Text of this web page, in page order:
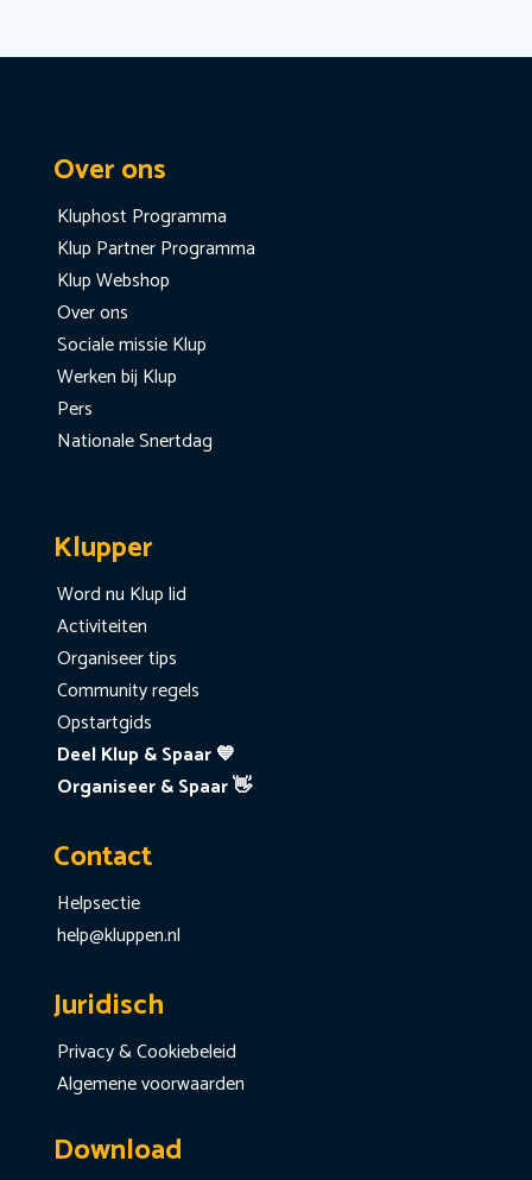
Over ons
Kluphost Programma
Klup Partner Programma
Klup Webshop
Over ons
Sociale missie Klup
Werken bij Klup
Pers
Nationale Snertdag
Klupper
Word nu Klup lid
Activiteiten
Organiseer tips
Community regels
Opstartgids
Deel Klup & Spaar 💙
Organiseer & Spaar 👋
Contact
Helpsectie
help@kluppen.nl
Juridisch
Privacy & Cookiebeleid
Algemene voorwaarden
Download